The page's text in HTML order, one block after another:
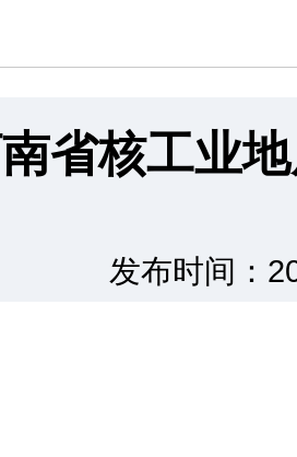
省核工业
发布时间